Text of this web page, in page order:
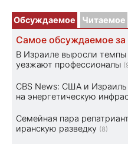
Обсуждаемое Читаемое
Самое обсуждаемое за
В Израиле выросли
уезжают профессионалы
CBS News: США и
на энергетическую
Семейная пара
иранскую разведку (8)